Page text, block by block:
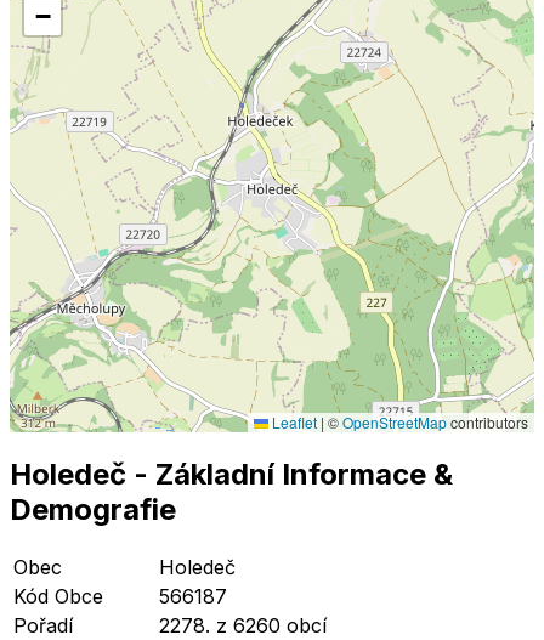
−
Leaflet | ©OpenStreetMapcontributors
Holedeč - Základní Informace &
Demografie
Obec
Holedeč
Kód Obce
566187
Pořadí
2278. z 6260 obcí